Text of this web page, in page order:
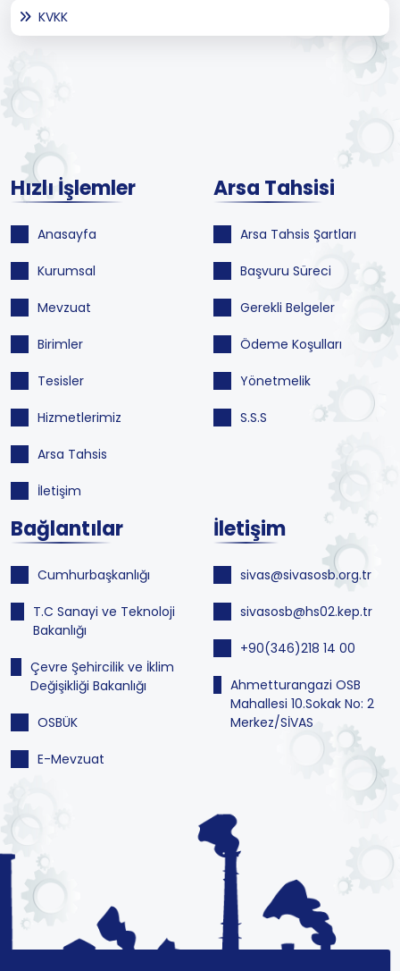
KVKK
Hızlı İşlemler
Anasayfa
Kurumsal
Mevzuat
Birimler
Tesisler
Hizmetlerimiz
Arsa Tahsis
İletişim
Arsa Tahsisi
Arsa Tahsis Şartları
Başvuru Süreci
Gerekli Belgeler
Ödeme Koşulları
Yönetmelik
S.S.S
Bağlantılar
Cumhurbaşkanlığı
T.C Sanayi ve Teknoloji
Bakanlığı
Çevre Şehircilik ve İklim
Değişikliği Bakanlığı
OSBÜK
E-Mevzuat
İletişim
sivas@sivasosb.org.tr
sivasosb@hs02.kep.tr
+90(346)218 14 00
Ahmetturangazi OSB
Mahallesi 10.Sokak No: 2
Merkez/SİVAS